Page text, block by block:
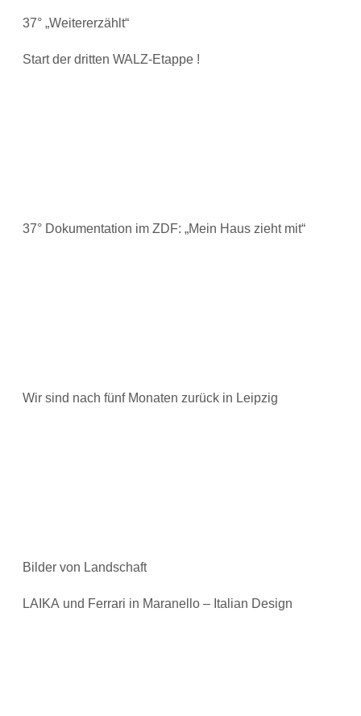
37° „Weitererzählt“
Start der dritten WALZ-Etappe !
37° Dokumentation im ZDF: „Mein Haus zieht mit“
Wir sind nach fünf Monaten zurück in Leipzig
Bilder von Landschaft
LAIKA und Ferrari in Maranello – Italian Design